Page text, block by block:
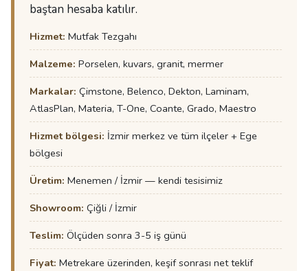
baştan hesaba katılır.
Hizmet: Mutfak Tezgahı
Malzeme: Porselen, kuvars, granit, mermer
Markalar: Çimstone, Belenco, Dekton, Laminam,
AtlasPlan, Materia, T-One, Coante, Grado, Maestro
Hizmet bölgesi: İzmir merkez ve tüm ilçeler + Ege
bölgesi
Üretim: Menemen / İzmir — kendi tesisimiz
Showroom: Çiğli / İzmir
Teslim: Ölçüden sonra 3-5 iş günü
Fiyat: Metrekare üzerinden, keşif sonrası net teklif